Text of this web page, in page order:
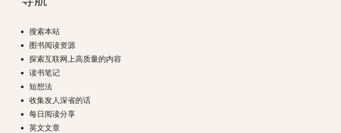
搜索本站
图书阅读资源
探索互联网上高质量的内容
读书笔记
短想法
收集发人深省的话
每日阅读分享
英文文章